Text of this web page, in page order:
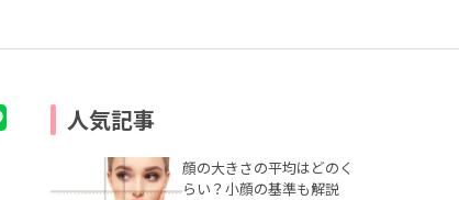
人気記事
顔の大きさの平均はどのく
らい？小顔の基準も解説